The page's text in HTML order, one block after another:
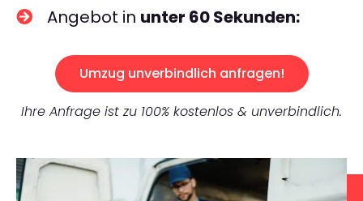
Angebot in unter 60 Sekunden:
Umzug unverbindlich anfragen!
Ihre Anfrage ist zu 100% kostenlos & unverbindlich.